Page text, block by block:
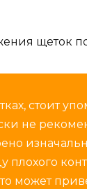
щеток
стоит
не
плохого
может